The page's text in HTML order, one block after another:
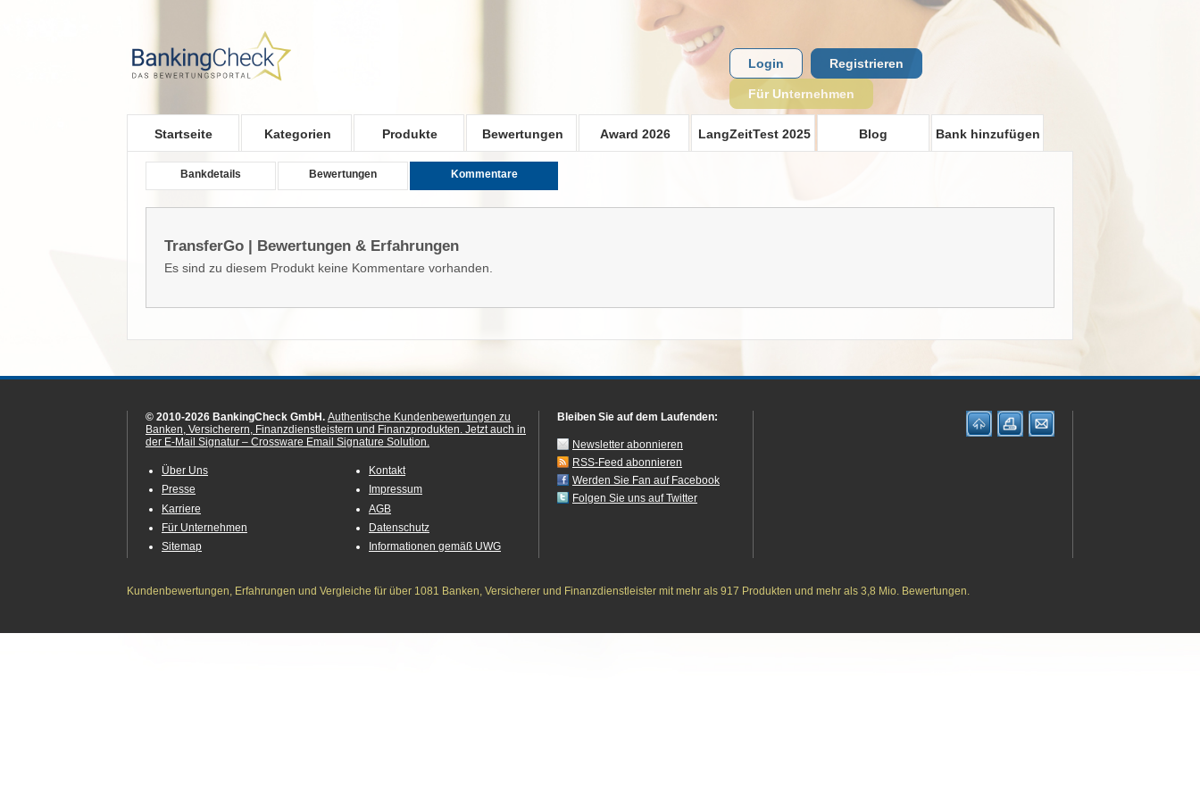
Startseite Kategorien Produkte Bewertungen Award 2026 LangZeitTest 2025 Blog Bank hinzufügen
Login Registrieren
Für Unternehmen
Bankdetails Bewertungen Kommentare
TransferGo | Bewertungen & Erfahrungen
Es sind zu diesem Produkt keine Kommentare vorhanden.
© 2010-2026 BankingCheck GmbH. Authentische Kundenbewertungen zu
Banken, Versicherern, Finanzdienstleistern und Finanzprodukten. Jetzt auch in
der E-Mail Signatur – Crossware Email Signature Solution.
Über Uns
Presse
Karriere
Für Unternehmen
Sitemap
Kontakt
Impressum
AGB
Datenschutz
Informationen gemäß UWG
Bleiben Sie auf dem Laufenden:
Newsletter abonnieren
RSS-Feed abonnieren
Werden Sie Fan auf Facebook
Folgen Sie uns auf Twitter
Kundenbewertungen, Erfahrungen und Vergleiche für über 1081 Banken, Versicherer und Finanzdienstleister mit mehr als 917 Produkten und mehr als 3,8 Mio. Bewertungen.